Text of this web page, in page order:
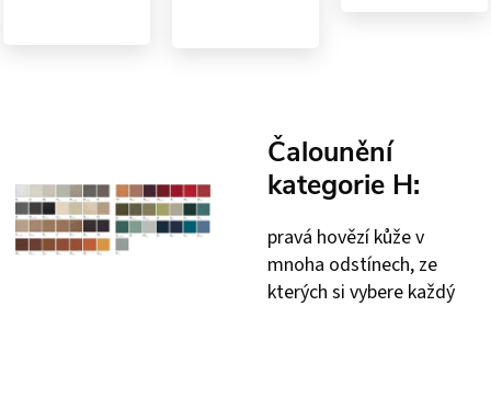
Čalounění
kategorie H:
pravá hovězí kůže v
mnoha odstínech, ze
kterých si vybere každý